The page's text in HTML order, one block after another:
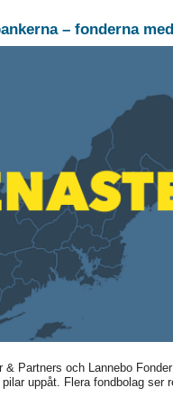
– fonderna
& Partners och Lannebo
uppåt. Flera fondbolag ser